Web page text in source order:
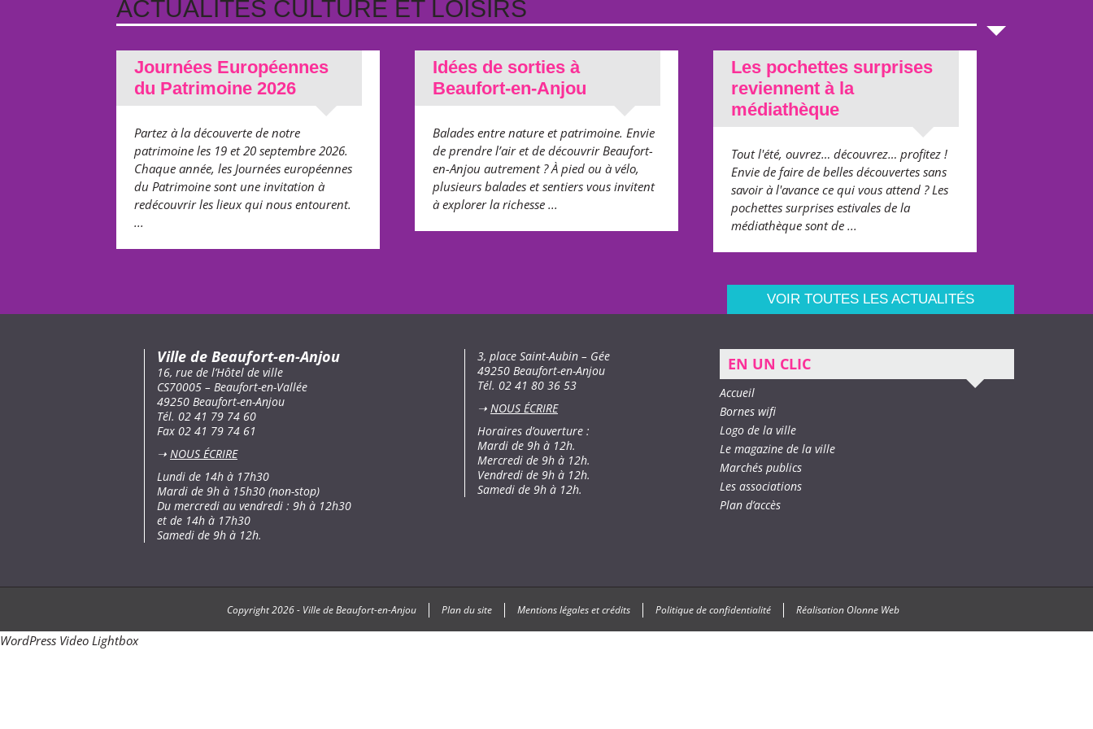
ACTUALITÉS CULTURE ET LOISIRS
Journées Européennes
du Patrimoine 2026
Partez à la découverte de notre
patrimoine les 19 et 20 septembre 2026.
Chaque année, les Journées européennes
du Patrimoine sont une invitation à
redécouvrir les lieux qui nous entourent.
...
Idées de sorties à
Beaufort-en-Anjou
Balades entre nature et patrimoine. Envie
de prendre l’air et de découvrir Beaufort-
en-Anjou autrement ? À pied ou à vélo,
plusieurs balades et sentiers vous invitent
à explorer la richesse ...
Les pochettes surprises
reviennent à la
médiathèque
Tout l'été, ouvrez… découvrez… profitez !
Envie de faire de belles découvertes sans
savoir à l'avance ce qui vous attend ? Les
pochettes surprises estivales de la
médiathèque sont de ...
VOIR TOUTES LES ACTUALITÉS
Ville de Beaufort-en-Anjou
16, rue de l’Hôtel de ville
CS70005 – Beaufort-en-Vallée
49250 Beaufort-en-Anjou
Tél. 02 41 79 74 60
Fax 02 41 79 74 61
➝ NOUS ÉCRIRE
Lundi de 14h à 17h30
Mardi de 9h à 15h30 (non-stop)
Du mercredi au vendredi : 9h à 12h30
et de 14h à 17h30
Samedi de 9h à 12h.
3, place Saint-Aubin – Gée
49250 Beaufort-en-Anjou
Tél. 02 41 80 36 53
➝ NOUS ÉCRIRE
Horaires d’ouverture :
Mardi de 9h à 12h.
Mercredi de 9h à 12h.
Vendredi de 9h à 12h.
Samedi de 9h à 12h.
EN UN CLIC
Accueil
Bornes wifi
Logo de la ville
Le magazine de la ville
Marchés publics
Les associations
Plan d’accès
Copyright2026 - Ville de Beaufort-en-Anjou Plan du site Mentions légales et crédits Politique de confidentialité Réalisation Olonne Web
WordPress Video Lightbox